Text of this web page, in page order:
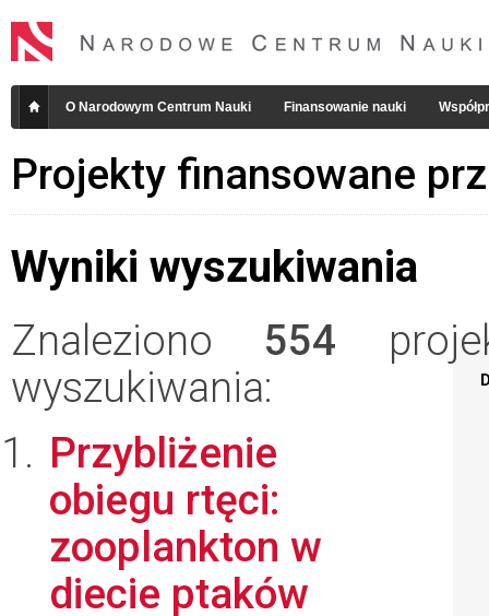
O Narodowym Centrum Nauki Finansowanie nauki
Projekty finansowane
Wyniki wyszukiwania
Znaleziono 554
wyszukiwania:
Przybliżenie
obiegu rtęci:
zooplankton w
diecie ptaków